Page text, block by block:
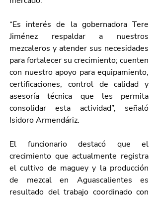
“Es interés de la gobernadora Tere
Jiménez respaldar a nuestros
mezcaleros y atender sus necesidades
para fortalecer su crecimiento; cuenten
con nuestro apoyo para equipamiento,
certificaciones, control de calidad y
asesoría técnica que les permita
consolidar esta actividad”, señaló
Isidoro Armendáriz.
El funcionario destacó que el
crecimiento que actualmente registra
el cultivo de maguey y la producción
de mezcal en Aguascalientes es
resultado del trabajo coordinado con